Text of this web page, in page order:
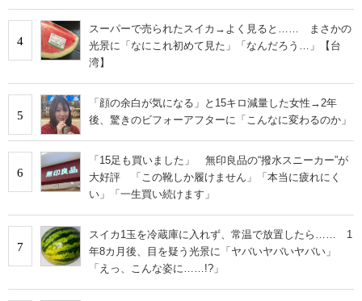
4
スーパーで売られたスイカ→よく見ると…… まさかの
光景に「なにこれ初めて見た」「なんだろう…」【台
湾】
5
「顔の余白が気になる」と15キロ減量した女性→2年
後、驚きのビフォーアフターに「こんなに変わるのか」
6
「15足も買いました」 無印良品の“撥水スニーカー”が
大好評 「この靴しか履けません」「本当に疲れにく
い」「一生買い続けます」
7
スイカ1玉を冷蔵庫に入れず、常温で放置したら…… 1
年8カ月後、目を疑う光景に「ヤバいヤバいヤバい」
「えっ、こんな姿に……!?」